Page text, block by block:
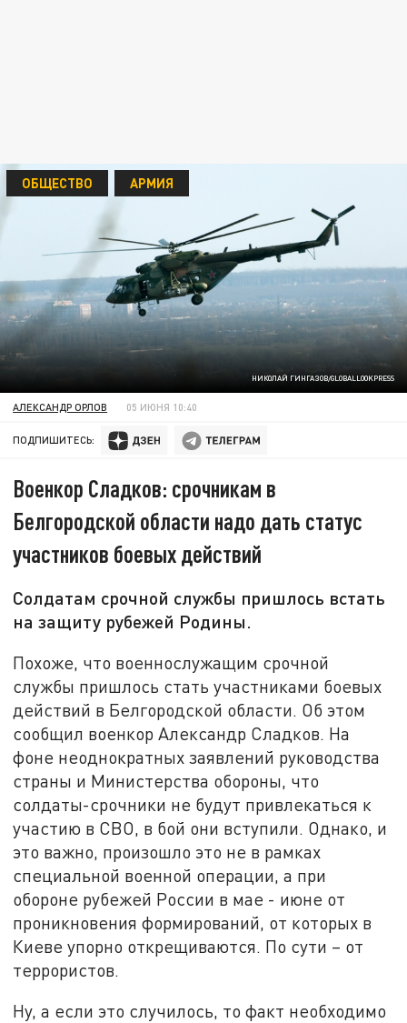
НИКОЛАЙ ГИНГАЗОВ/GLOBALLOOKPRESS
ОБЩЕСТВО АРМИЯ
АЛЕКСАНДР ОРЛОВ 05 ИЮНЯ 10:40
ПОДПИШИТЕСЬ:
Военкор Сладков: срочникам в
Белгородской области надо дать статус
участников боевых действий
Солдатам срочной службы пришлось встать
на защиту рубежей Родины.
Похоже, что военнослужащим срочной
службы пришлось стать участниками боевых
действий в Белгородской области. Об этом
сообщил военкор Александр Сладков. На
фоне неоднократных заявлений руководства
страны и Министерства обороны, что
солдаты-срочники не будут привлекаться к
участию в СВО, в бой они вступили. Однако, и
это важно, произошло это не в рамках
специальной военной операции, а при
обороне рубежей России в мае - июне от
проникновения формирований, от которых в
Киеве упорно открещиваются. По сути – от
террористов.
Ну, а если это случилось, то факт необходимо